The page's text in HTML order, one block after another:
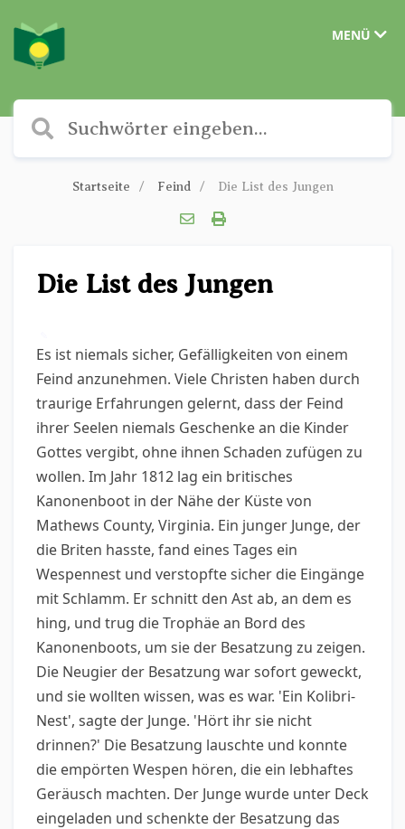
MENÜ
Startseite Feind Die List des Jungen
Die List des Jungen
Es ist niemals sicher, Gefälligkeiten von einem
Feind anzunehmen. Viele Christen haben durch
traurige Erfahrungen gelernt, dass der Feind
ihrer Seelen niemals Geschenke an die Kinder
Gottes vergibt, ohne ihnen Schaden zufügen zu
wollen. Im Jahr 1812 lag ein britisches
Kanonenboot in der Nähe der Küste von
Mathews County, Virginia. Ein junger Junge, der
die Briten hasste, fand eines Tages ein
Wespennest und verstopfte sicher die Eingänge
mit Schlamm. Er schnitt den Ast ab, an dem es
hing, und trug die Trophäe an Bord des
Kanonenboots, um sie der Besatzung zu zeigen.
Die Neugier der Besatzung war sofort geweckt,
und sie wollten wissen, was es war. 'Ein Kolibri-
Nest', sagte der Junge. 'Hört ihr sie nicht
drinnen?' Die Besatzung lauschte und konnte
die empörten Wespen hören, die ein lebhaftes
Geräusch machten. Der Junge wurde unter Deck
eingeladen und schenkte der Besatzung das